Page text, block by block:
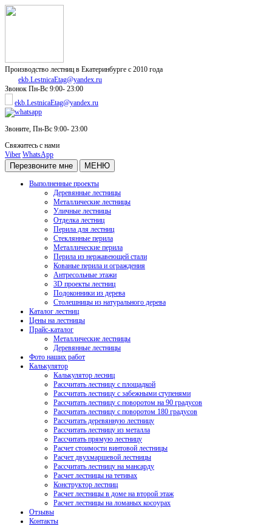
Производство лестниц в Екатеринбурге с 2010 года
ekb.LestnicaEtag@yandex.ru
Звонок Пн-Вс 9:00- 23:00
ekb.LestnicaEtag@yandex.ru
Звоните, Пн-Вс 9:00- 23:00
Свяжитесь с нами
Viber WhatsApp
Перезвоните мне МЕНЮ
Выполненные проекты
Деревянные лестницы
Металлические лестницы
Уличные лестницы
Отделка лестниц
Перила для лестниц
Стеклянные перила
Металлические перила
Перила из нержавеющей стали
Кованые перила и ограждения
Антресольные этажи
3D проекты лестниц
Подоконники из дерева
Столешницы из натурального дерева
Каталог лестниц
Цены на лестницы
Прайс-каталог
Металлические лестницы
Деревянные лестницы
Фото наших работ
Калькулятор
Калькулятор лесниц
Рассчитать лестницу с площадкой
Рассчитать лестницу с забежными ступенями
Рассчитать лестницу с поворотом на 90 градусов
Рассчитать лестницу с поворотом 180 градусов
Рассчитать деревянную лестницу
Рассчитать лестницу из металла
Рассчитать прямую лестницу
Расчет стоимости винтовой лестницы
Расчет двухмаршевой лестницы
Рассчитать лестницу на мансарду
Расчет лестницы на тетивах
Конструктор лестниц
Расчет лестницы в доме на второй этаж
Расчет лестницы на ломаных косоурах
Отзывы
Контакты